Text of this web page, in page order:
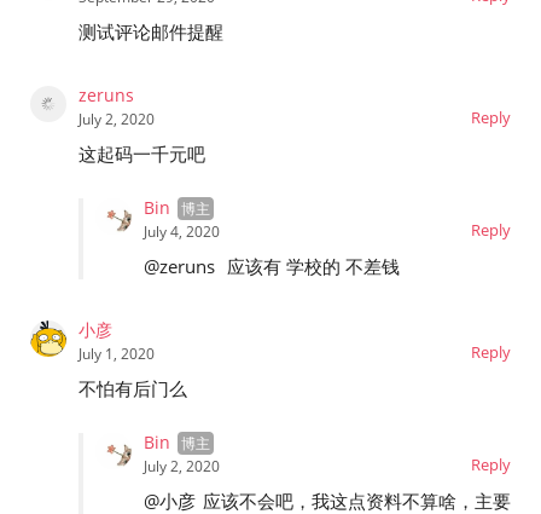
测试评论邮件提醒
zeruns
Reply
July 2, 2020
这起码一千元吧
Bin
Reply
July 4, 2020
@zeruns 应该有 学校的 不差钱
小彦
Reply
July 1, 2020
不怕有后门么
Bin
Reply
July 2, 2020
@小彦 应该不会吧，我这点资料不算啥，主要